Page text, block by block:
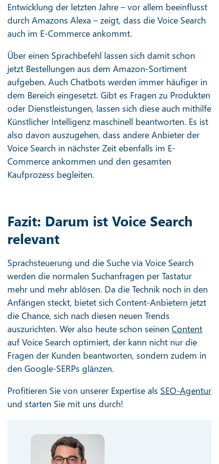
Entwicklung der letzten Jahre – vor allem beeinflusst
durch Amazons Alexa – zeigt, dass die Voice Search
auch im E-Commerce ankommt.
Über einen Sprachbefehl lassen sich damit schon
jetzt Bestellungen aus dem Amazon-Sortiment
aufgeben. Auch Chatbots werden immer häufiger in
dem Bereich eingesetzt. Gibt es Fragen zu Produkten
oder Dienstleistungen, lassen sich diese auch mithilfe
Künstlicher Intelligenz maschinell beantworten. Es ist
also davon auszugehen, dass andere Anbieter der
Voice Search in nächster Zeit ebenfalls im E-
Commerce ankommen und den gesamten
Kaufprozess begleiten.
Fazit: Darum ist Voice Search
relevant
Sprachsteuerung und die Suche via Voice Search
werden die normalen Suchanfragen per Tastatur
mehr und mehr ablösen. Da die Technik noch in den
Anfängen steckt, bietet sich Content-Anbietern jetzt
die Chance, sich nach diesen neuen Trends
auszurichten. Wer also heute schon seinen Content
auf Voice Search optimiert, der kann nicht nur die
Fragen der Kunden beantworten, sondern zudem in
den Google-SERPs glänzen.
Profitieren Sie von unserer Expertise als SEO-Agentur
und starten Sie mit uns durch!